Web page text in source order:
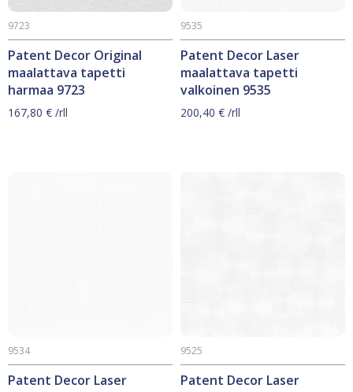
Patent Decor Original
maalattava tapetti
harmaa 9723
9723
167,80 € /rll
Patent Decor Laser
maalattava tapetti
valkoinen 9535
9535
200,40 € /rll
Patent Decor Laser
9534
Patent Decor Laser
9525